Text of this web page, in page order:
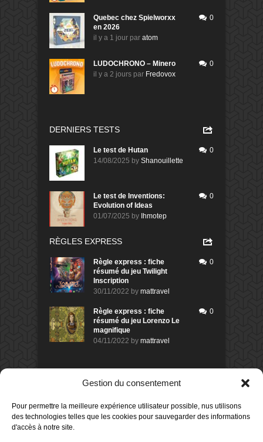
Gestion du consentement
Pour permettre la meilleure expérience utilisateur possible, nus utilisons
des technologies telles que les cookies pour sauvegarder des informations
d'accès à notre site.
Quebec chez Spielworxx
en 2026
il y a 1 jour par atom
0
LUDOCHRONO – Minero
il y a 2 jours par Fredovox
0
DERNIERS TESTS
Le test de Hutan
14/08/2025 by Shanouillette
0
Le test de Inventions:
Evolution of Ideas
01/07/2025 by Ihmotep
0
RÈGLES EXPRESS
Règle express : fiche
résumé du jeu Twilight
Inscription
30/11/2022 by mattravel
0
Règle express : fiche
résumé du jeu Lorenzo Le
magnifique
04/11/2022 by mattravel
0
DERNIERS AVIS DES MEMBRES
Avis de morlockbob
Sur le jeu Collect!
il y a 23 heures